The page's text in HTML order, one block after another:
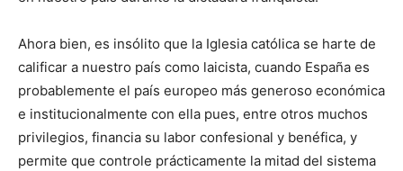
Ahora bien, es insólito que la Iglesia católica se harte de
calificar a nuestro país como laicista, cuando España es
probablemente el país europeo más generoso económica
e institucionalmente con ella pues, entre otros muchos
privilegios, financia su labor confesional y benéfica, y
permite que controle prácticamente la mitad del sistema